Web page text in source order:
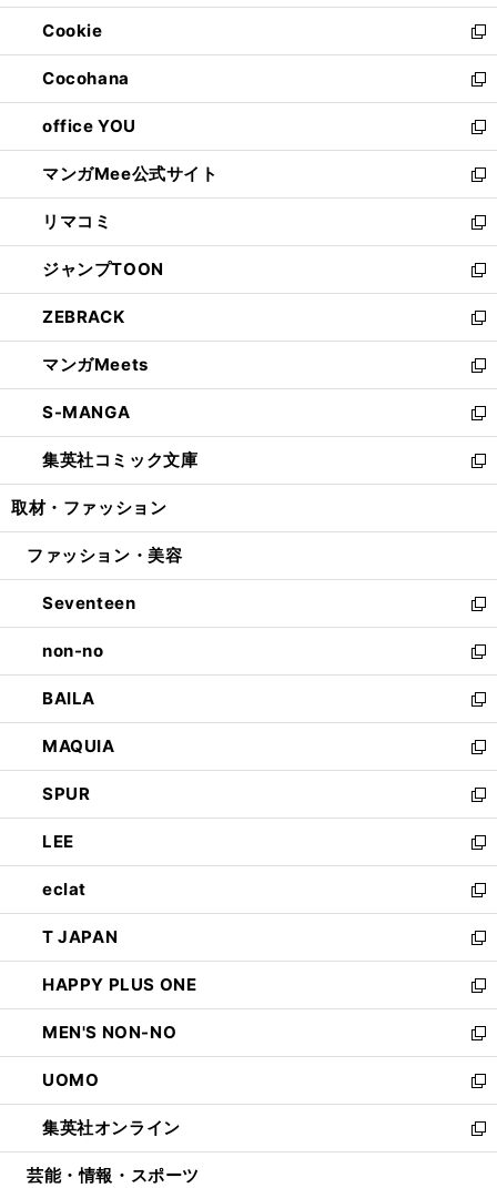
開
く
ウ
で
開
く
ン
ド
ウ
で
開
く
ウ
ィ
ン
ド
ウ
で
開
く
Cookie
新
し
い
ウ
ィ
ン
ド
ウ
で
開
く
Cocohana
新
し
い
ウ
ィ
ン
ド
ウ
で
開
く
office YOU
新
し
い
ウ
ィ
ン
ド
ウ
で
開
く
マンガMee公式サイト
新
し
い
ウ
ィ
ン
ド
ウ
で
開
く
リマコミ
新
し
い
ウ
ィ
ン
ド
ウ
で
開
く
ジャンプTOON
新
し
い
ウ
ィ
ン
ド
ウ
で
開
ZEBRACK
新
し
い
ウ
ィ
ン
ド
ウ
開
マンガMeets
新
し
い
ウ
ィ
ン
ウ
開
く
S-MANGA
新
し
い
ウ
ン
ウ
で
開
く
集英社コミック文庫
新
し
ウ
ン
ド
ウ
で
開
く
取材・ファッション
ファッション・美容
Seventeen
新
し
い
ウ
ィ
ン
ド
ウ
で
開
く
non-no
新
し
い
ウ
ィ
ン
ド
ウ
で
開
く
BAILA
新
し
い
ウ
ィ
ン
ド
ウ
で
開
く
MAQUIA
新
し
い
ウ
ィ
ン
ド
ウ
で
開
く
SPUR
新
し
い
ウ
ィ
ン
ド
ウ
で
開
く
LEE
新
し
い
ウ
ィ
ン
ド
ウ
で
開
く
eclat
新
し
い
ウ
ィ
ン
ド
ウ
で
開
く
T JAPAN
新
し
い
ウ
ィ
ン
ド
ウ
で
開
HAPPY PLUS ONE
新
し
い
ウ
ィ
ン
ド
ウ
MEN'S NON-NO
新
し
い
ウ
ィ
ン
UOMO
新
し
い
ウ
集英社オンライン
新
し
芸能・情報・スポーツ